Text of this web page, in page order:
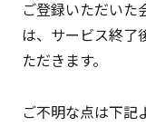
ご登録いただいた
は、サービス終了
ただきます。
ご不明な点は下記